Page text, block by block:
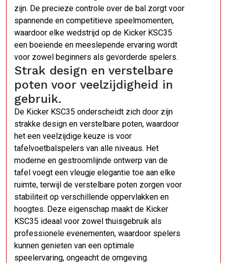
zijn. De precieze controle over de bal zorgt voor
spannende en competitieve speelmomenten,
waardoor elke wedstrijd op de Kicker KSC35
een boeiende en meeslepende ervaring wordt
voor zowel beginners als gevorderde spelers.
Strak design en verstelbare
poten voor veelzijdigheid in
gebruik.
De Kicker KSC35 onderscheidt zich door zijn
strakke design en verstelbare poten, waardoor
het een veelzijdige keuze is voor
tafelvoetbalspelers van alle niveaus. Het
moderne en gestroomlijnde ontwerp van de
tafel voegt een vleugje elegantie toe aan elke
ruimte, terwijl de verstelbare poten zorgen voor
stabiliteit op verschillende oppervlakken en
hoogtes. Deze eigenschap maakt de Kicker
KSC35 ideaal voor zowel thuisgebruik als
professionele evenementen, waardoor spelers
kunnen genieten van een optimale
speelervaring, ongeacht de omgeving.